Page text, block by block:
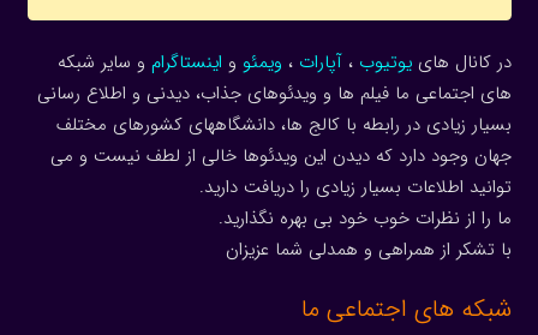
در کانال هاییوتیوب ، آپارات ، ویمئو و اینستاگرام و سایر شبکه
های اجتماعی ما فیلم ها و ویدئوهای جذاب، دیدنی و اطلاع رسانی
بسیار زیادی در رابطه با کالج ها، دانشگاههای کشورهای مختلف
جهان وجود دارد که دیدن این ویدئوها خالی از لطف نیست و می
توانید اطلاعات بسیار زیادی را دریافت دارید.
ما را از نظرات خوب خود بی بهره نگذارید.
با تشکر از همراهی و همدلی شما عزیزان
شبکه های اجتماعی ما